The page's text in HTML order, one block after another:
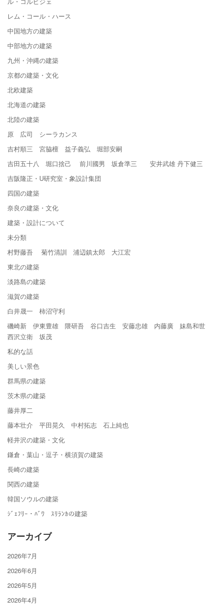
レム・コール・ハース
中国地方の建築
中部地方の建築
九州・沖縄の建築
京都の建築・文化
北欧建築
北海道の建築
北陸の建築
原 広司 シーラカンス
吉村順三 宮脇檀 益子義弘 堀部安嗣
吉田五十八 堀口捨己 前川國男 坂倉準三 安井武雄 丹下健三
吉阪隆正・U研究室・象設計集団
四国の建築
奈良の建築・文化
建築・設計について
未分類
村野藤吾 菊竹清訓 浦辺鎮太郎 大江宏
東北の建築
淡路島の建築
滋賀の建築
白井晟一 柿沼守利
磯崎新 伊東豊雄 隈研吾 谷口吉生 安藤忠雄 内藤廣 妹島和世
西沢立衛 坂茂
私的な話
美しい景色
群馬県の建築
茨木県の建築
藤井厚二
藤本壮介 平田晃久 中村拓志 石上純也
軽井沢の建築・文化
鎌倉・葉山・逗子・横須賀の建築
長崎の建築
関西の建築
韓国ソウルの建築
ｼﾞｪﾌﾘｰ・ﾊﾞﾜ ｽﾘﾗﾝｶの建築
アーカイブ
2026年7月
2026年6月
2026年5月
2026年4月